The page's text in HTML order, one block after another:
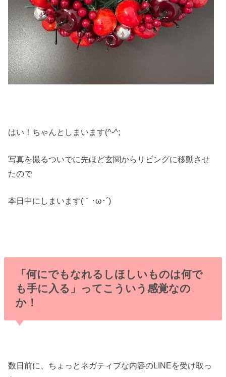
はい！ちゃんとしまいます(^-^;
写真を撮るついでに先ほど玄関からリビングに移動させ
たので
本日中にしまいます(｀･ω･´)ゞ
「何にでもなれるしほしいものは何で
も手に入る」ってこういう感覚なの
か！
数日前に、ちょっとネガティブな内容のLINEを受け取っ